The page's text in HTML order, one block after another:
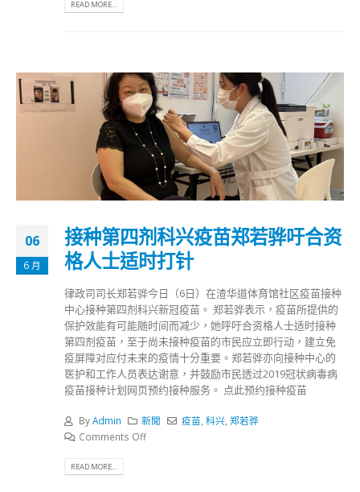
READ MORE...
06
6 月
接种第四剂科兴疫苗郑若骅吁合资
格人士适时打针
律政司司长郑若骅今日（6日）在渣华道体育馆社区疫苗接种
中心接种第四剂科兴新冠疫苗。 郑若骅表示，疫苗所提供的
保护效能有可能随时间而减少，她呼吁合资格人士适时接种
第四剂疫苗，至于尚未接种疫苗的市民应立即行动，建立免
疫屏障对应付未来的疫情十分重要。郑若骅亦向接种中心的
医护和工作人员表达谢意，并鼓励市民透过2019冠状病毒病
疫苗接种计划网页预约接种服务。 点此预约接种疫苗
ByAdmin 新聞 疫苗,科兴,郑若骅
Comments Off
READ MORE...